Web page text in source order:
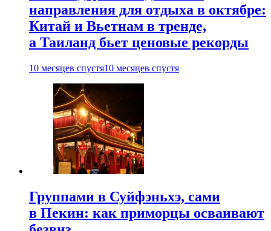
направления для отдыха в октябре:
Китай и Вьетнам в тренде,
а Таиланд бьет ценовые рекорды
10 месяцев спустя10 месяцев спустя
Группами в Суйфэньхэ, сами
в Пекин: как приморцы осваивают